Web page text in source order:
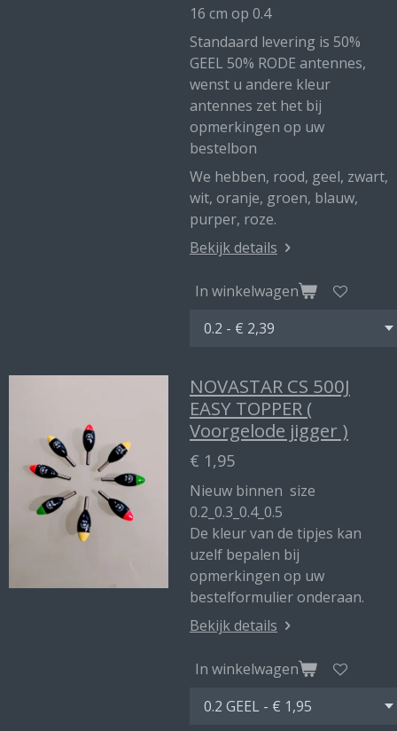
16 cm op 0.4
Standaard levering is 50%
GEEL 50% RODE antennes,
wenst u andere kleur
antennes zet het bij
opmerkingen op uw
bestelbon
We hebben, rood, geel, zwart,
wit, oranje, groen, blauw,
purper, roze.
Bekijk details
In winkelwagen
NOVASTAR CS 500J
EASY TOPPER (
Voorgelode jigger )
€ 1,95
Nieuw binnen size
0.2_0.3_0.4_0.5
De kleur van de tipjes kan
uzelf bepalen bij
opmerkingen op uw
bestelformulier onderaan.
Bekijk details
In winkelwagen